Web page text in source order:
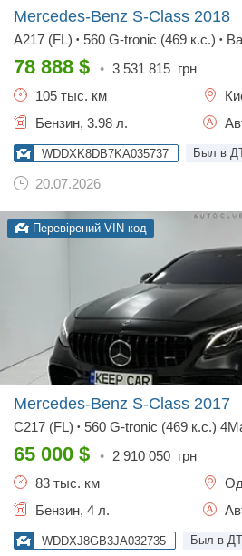
Mercedes-Benz S-Class 2018
A217 (FL) • 560 G-tronic (469 к.с.) •
78 888 $ • 3 531 815 грн
105 тыс. км
Бензин, 3.98 л.
WDDXK8DB7KA035737 Был в
20.07.2026
Перевірений VIN-код
Mercedes-Benz S-Class 2017
C217 (FL) • 560 G-tronic (469 к.с.)
65 000 $ • 2 910 050 грн
83 тыс. км
Бензин, 4 л.
WDDXJ8GB3JA032735 Был в